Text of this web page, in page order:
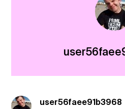
user56faee91b3968